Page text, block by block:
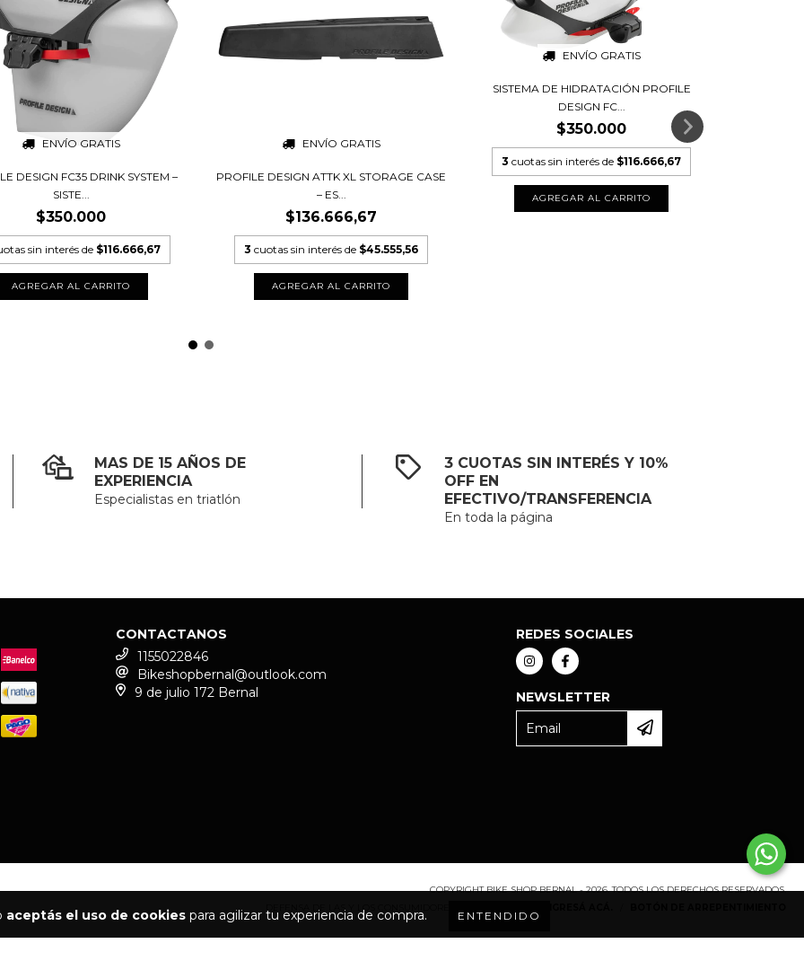
aceptás el uso de cookies para agilizar tu experiencia de compra. ENTENDIDO
ENVÍO GRATIS
DESIGN FC35 DRINK SYSTEM –
SISTE...
$350.000
sin interés de $116.666,67
ENVÍO GRATIS
PROFILE DESIGN ATTK XL STORAGE CASE
– ES...
$136.666,67
3 cuotas sin interés de $45.555,56
ENVÍO GRATIS
SISTEMA DE HIDRATACIÓN PROFILE
DESIGN FC...
$350.000
3 cuotas sin interés de $116.666,67
MAS DE 15 AÑOS DE
EXPERIENCIA
Especialistas en triatlón
3 CUOTAS SIN INTERÉS Y 10%
OFF EN
EFECTIVO/TRANSFERENCIA
En toda la página
CONTACTANOS
1155022846
Bikeshopbernal@outlook.com
9 de julio 172 Bernal
REDES SOCIALES
NEWSLETTER
COPYRIGHT BIKE SHOP BERNAL - 2026. TODOS LOS DERECHOS RESERVADOS.
DEFENSA DE LAS Y LOS CONSUMIDORES. PARA RECLAMOS